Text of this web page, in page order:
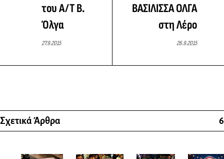
του Α/Τ Β.
Όλγα
27.9.2015
ΒΑΣΙΛΙΣΣΑ ΟΛΓΑ
στη Λέρο
26.9.2015
Σχετικά Άρθρα 6